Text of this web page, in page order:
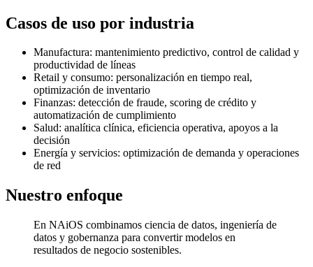
Casos de uso por industria
Manufactura: mantenimiento predictivo, control de calidad y
productividad de líneas
Retail y consumo: personalización en tiempo real,
optimización de inventario
Finanzas: detección de fraude, scoring de crédito y
automatización de cumplimiento
Salud: analítica clínica, eficiencia operativa, apoyos a la
decisión
Energía y servicios: optimización de demanda y operaciones
de red
Nuestro enfoque
En NAiOS combinamos ciencia de datos, ingeniería de
datos y gobernanza para convertir modelos en
resultados de negocio sostenibles.